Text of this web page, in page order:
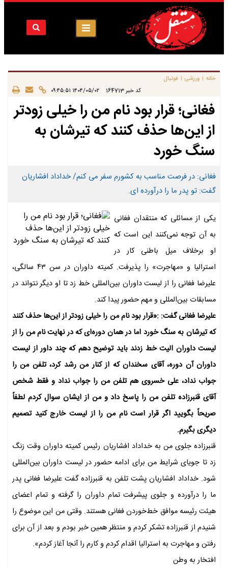
خانه | ورزشی | فوتبال
کد خبر 164713 ۱۴۰۴/۰۵/۰۲ ۰۹:۴۵:۵۱
فغانی؛ قرار بود نام من را خیلی زودتر
از این‌ها حذف کنند که تیرشان به
سنگ خورد
فغانی: در فرصت مناسب به کشورم سفر می کنم/ خداداد افشاریان
گفت: تو پدر ما را درآورده ای.
یکی از مسائلی که منتقدان فغانی
به آن توجه نمی‌کنند این است که
او برخلاف میل باطنی کار در
استرالیا و «مهاجرت» را پذیرفت. کمیته داوران در سن ۴۳ سالگی،
علیرضا فغانی را از لیست داوران بین‌المللی خط زد تا او دیگر نتواند در
مسابقات بین‌المللی و مهم حضور پیدا کند.
علیرضا فغانی گفت: :«قرار بود نام من را خیلی زودتر از این‌ها حذف کنند
که تیرشان به سنگ خورد اما در همان دوره‌ای که در نهایت نام من را از
لیست داوران الیت خط زدند باید توضیح دهم که چند داور از لیست
داوران آن دوره، آقای سخندان که از کنار من رشد کرد، تلفن من را
جواب نداد، علی خسروی هم تلفن من را جواب نداد و فقط شخص
آقای قنبرزاده تلفن من را پاسخ داد و من از ایشان سوال کردم لطفاً
صریحاً بگویید اگر قرار است نام من را از لیست خارج کنید تصمیم
دیگری بگیرم.
قنبرزاده جلوی من به خداداد افشاریان رئیس کمیته داوران وقت زنگ
زد تا جویای شرایط من برای ادامه حضور در لیست داوران بین‌المللی
شود. خداداد افشاریان پشت تلفن به قنبرزاده گفت علیرضا فغانی پدر
ما را درآورده و جلوی پیشرفت تمام داوران را گرفته و تمام اعضای
هیئت رئیسه موافق خط‌خوردن فغانی هستند. وقتی من این موضوع را
شنیدم از قنبرزاده تشکر کردم و منتظر همین خبر بودم و بعد از آن برای
رفتن و مهاجرت به استرالیا اقدام کردم و کارم را آنجا آغاز کردم».
افتخار به وطن